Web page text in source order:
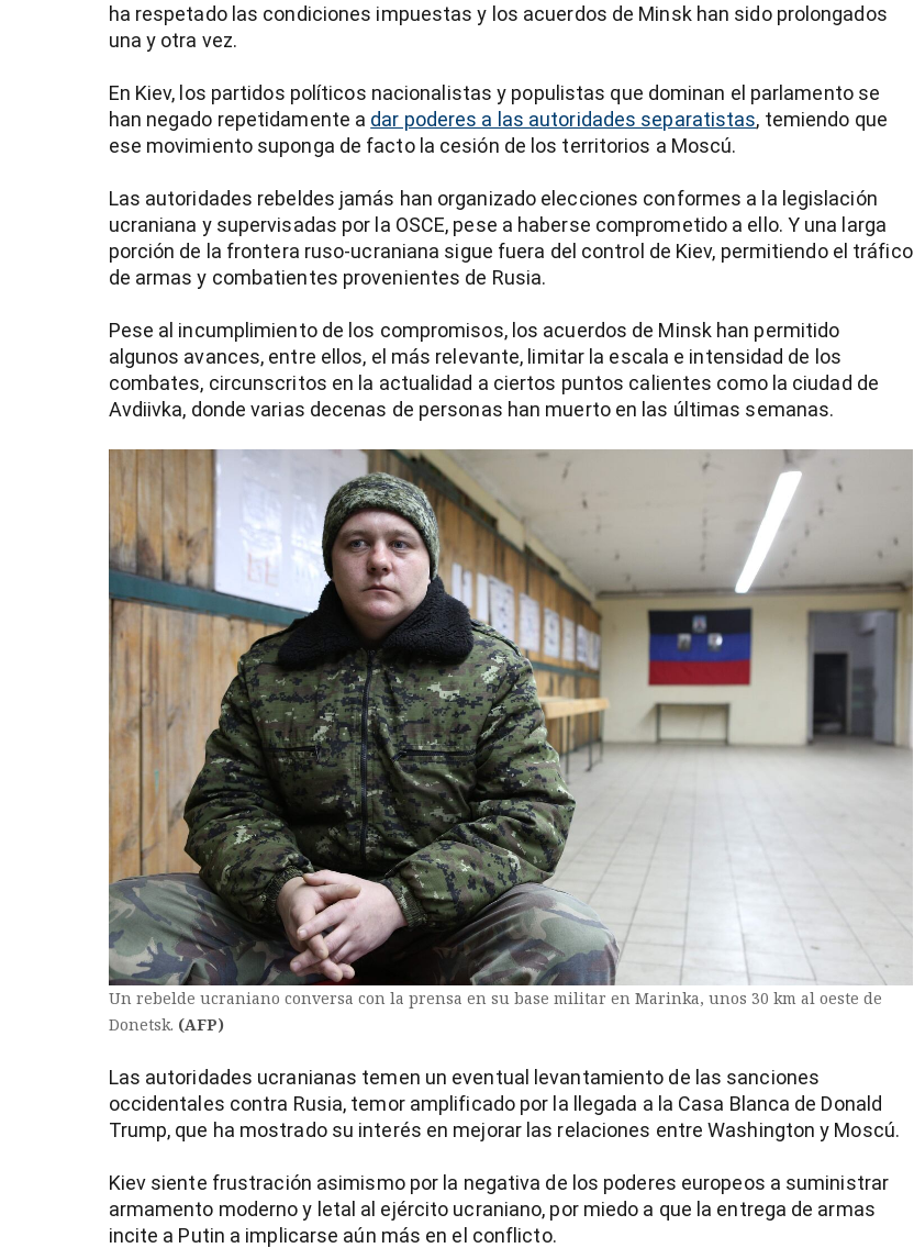
ha respetado las condiciones impuestas y los acuerdos de Minsk han sido prolongados
una y otra vez.
En Kiev, los partidos políticos nacionalistas y populistas que dominan el parlamento se
han negado repetidamente a dar poderes a las autoridades separatistas, temiendo que
ese movimiento suponga de facto la cesión de los territorios a Moscú.
Las autoridades rebeldes jamás han organizado elecciones conformes a la legislación
ucraniana y supervisadas por la OSCE, pese a haberse comprometido a ello. Y una larga
porción de la frontera ruso-ucraniana sigue fuera del control de Kiev, permitiendo el tráfico
de armas y combatientes provenientes de Rusia.
Pese al incumplimiento de los compromisos, los acuerdos de Minsk han permitido
algunos avances, entre ellos, el más relevante, limitar la escala e intensidad de los
combates, circunscritos en la actualidad a ciertos puntos calientes como la ciudad de
Avdiivka, donde varias decenas de personas han muerto en las últimas semanas.
Un rebelde ucraniano conversa con la prensa en su base militar en Marinka, unos 30 km al oeste de
Donetsk. (AFP)
Las autoridades ucranianas temen un eventual levantamiento de las sanciones
occidentales contra Rusia, temor amplificado por la llegada a la Casa Blanca de Donald
Trump, que ha mostrado su interés en mejorar las relaciones entre Washington y Moscú.
Kiev siente frustración asimismo por la negativa de los poderes europeos a suministrar
armamento moderno y letal al ejército ucraniano, por miedo a que la entrega de armas
incite a Putin a implicarse aún más en el conflicto.